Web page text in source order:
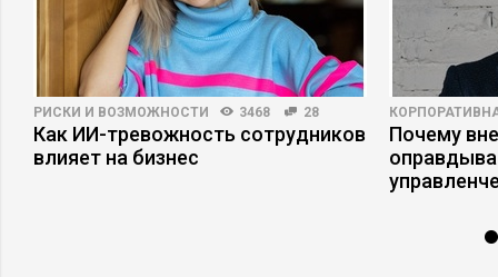
РИСКИ И ВОЗМОЖНОСТИ 3468 28
Как ИИ-тревожность сотрудников
влияет на бизнес
Почему